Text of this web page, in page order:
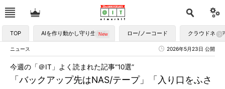
TOP AIを作り動かし守り生かす ロー/ノーコード クラウドネイ
ニュース 2026年5月23日 公開
「バックアップ先はNAS/テープ」「入り口をふさ
今週の「＠IT」よく読まれた記事“10選”